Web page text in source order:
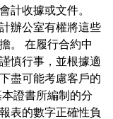
計收據或文件。
辦公室有權將這些
。 在履行合約中
慎行事，並根據適
盡可能考慮客戶的
證書所編制的分
表的數字正確性負